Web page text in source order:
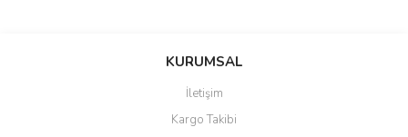
Bu ürüne ilk yorumu siz yapın!
Yorum Yaz
Ürün resmi kalitesiz, bozuk veya görüntülenemiyor.
KURUMSAL
İletişim
Kargo Takibi